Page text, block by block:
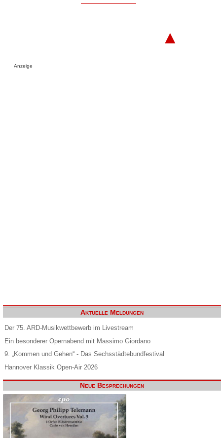
▲
Anzeige
Aktuelle Meldungen
Der 75. ARD-Musikwettbewerb im Livestream
Ein besonderer Opernabend mit Massimo Giordano
9. „Kommen und Gehen“ - Das Sechsstädtebundfestival
Hannover Klassik Open-Air 2026
Neue Besprechungen